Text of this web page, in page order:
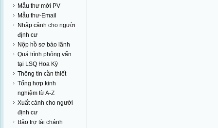
Mẫu thư mời PV
Mẫu thư-Email
Nhập cảnh cho người
định cư
Nộp hồ sơ bảo lãnh
Quá trình phỏng vấn
tại LSQ Hoa Kỳ
Thông tin cần thiết
Tổng hợp kinh
nghiệm từ A-Z
Xuất cảnh cho người
định cư
Bảo trợ tài chánh